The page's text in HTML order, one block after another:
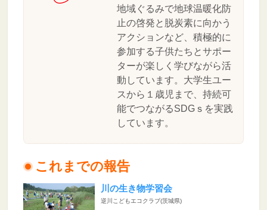
地域ぐるみで地球温暖化防
止の啓発と脱炭素に向かう
アクションなど、積極的に
参加する子供たちとサポー
ターが楽しく学びながら活
動しています。大学生ユー
スから１歳児まで、持続可
能でつながるSDGｓを実践
しています。
これまでの報告
川の生き物学習会
逆川こどもエコクラブ(茨城県)